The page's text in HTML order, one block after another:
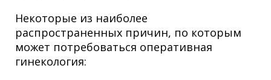
Некоторые из наиболее
распространенных причин, по которым
может потребоваться оперативная
гинекология: